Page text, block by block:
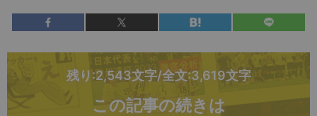
残り:2,543文字/全文:3,619文字
この記事の続きは